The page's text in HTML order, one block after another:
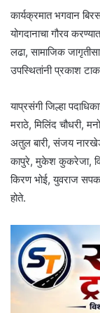
कार्यक्रमात भगवान
योगदानाचा गौरव
लढा, सामाजिक
उपस्थितांनी प्रकाश
याप्रसंगी जिल्हा
मराठे, मिलिंद चौधरी,
अतुल बारी, संजय
कापुरे, मुकेश कुकरेजा,
किरण भोई, युवराज
होते.